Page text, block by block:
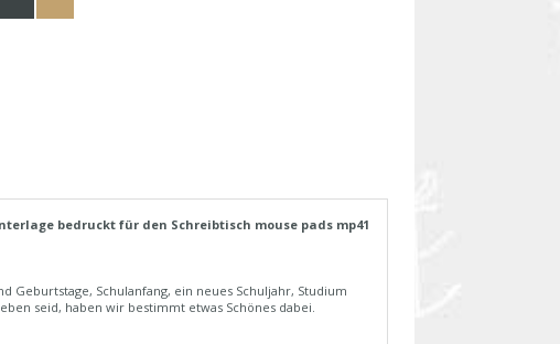
bedruckt für den Schreibtisch mouse pads mp41
Geburtstage, Schulanfang, ein neues Schuljahr, Studium
seid, haben wir bestimmt etwas Schönes dabei.